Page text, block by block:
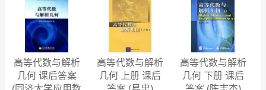
向）、土木工程、计算机科学与技术、金融数学、应用数学、机械设计
制造及其自动化、电子信息工程 等专业。
以下学校的同学下载过
高等代数与解析几何答案
：同济大学、延边大
学、重庆大学、西安工程大学、贵州大学、广东金融学院、广西大学、
丽水学院、新疆大学、上海理工大学 等。
高等代数与解析
几何 课后答案
高等代数与解析
几何 上册 课后
高等代数与解析
几何 下册 课后